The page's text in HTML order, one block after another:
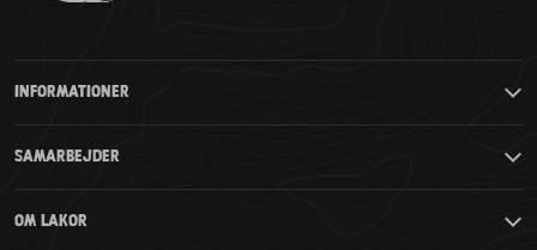
INFORMATIONER
SAMARBEJDER
OM LAKOR